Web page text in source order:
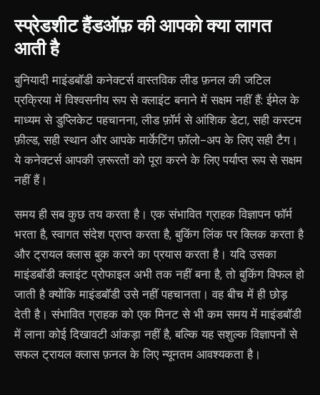
स्प्रेडशीट हैंडऑफ़ की आपको क्या लागत
आती है
बुनियादी माइंडबॉडी कनेक्टर्स वास्तविक लीड फ़नल की जटिल
प्रक्रिया में विश्वसनीय रूप से क्लाइंट बनाने में सक्षम नहीं हैं: ईमेल के
माध्यम से डुप्लिकेट पहचानना, लीड फ़ॉर्म से आंशिक डेटा, सही कस्टम
फ़ील्ड, सही स्थान और आपके मार्केटिंग फ़ॉलो-अप के लिए सही टैग।
ये कनेक्टर्स आपकी ज़रूरतों को पूरा करने के लिए पर्याप्त रूप से सक्षम
नहीं हैं।
समय ही सब कुछ तय करता है। एक संभावित ग्राहक विज्ञापन फॉर्म
भरता है, स्वागत संदेश प्राप्त करता है, बुकिंग लिंक पर क्लिक करता है
और ट्रायल क्लास बुक करने का प्रयास करता है। यदि उसका
माइंडबॉडी क्लाइंट प्रोफाइल अभी तक नहीं बना है, तो बुकिंग विफल हो
जाती है क्योंकि माइंडबॉडी उसे नहीं पहचानता। वह बीच में ही छोड़
देती है। संभावित ग्राहक को एक मिनट से भी कम समय में माइंडबॉडी
में लाना कोई दिखावटी आंकड़ा नहीं है, बल्कि यह सशुल्क विज्ञापनों से
सफल ट्रायल क्लास फ़नल के लिए न्यूनतम आवश्यकता है।